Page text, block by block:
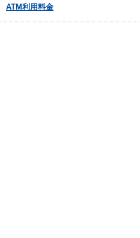
ATM利用料金